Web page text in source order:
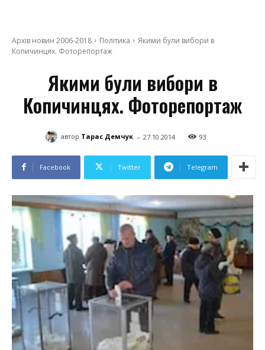
Архів новин 2006-2018 Політика
Якими були вибори в
Копичинцях. Фоторепортаж
Якими були вибори в
Копичинцях. Фоторепортаж
автор Тарас Демчук - 27.10.2014 93
Facebook Twitter Telegram